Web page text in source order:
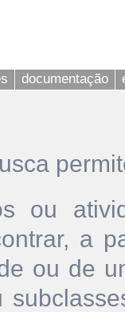
documentação
ou
a
ou de